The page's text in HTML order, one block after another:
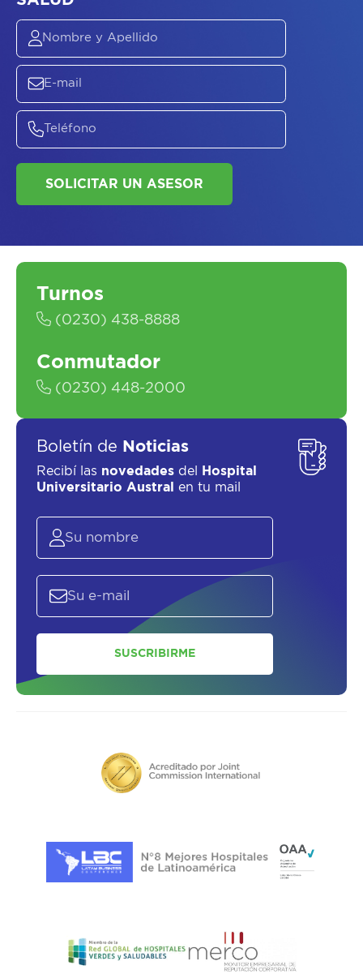
SALUD
SOLICITAR UN ASESOR
Turnos
(0230) 438-8888
Conmutador
(0230) 448-2000
Boletín de Noticias
Recibí las novedades del
Hospital
Universitario Austral
en tu mail
SUSCRIBIRME